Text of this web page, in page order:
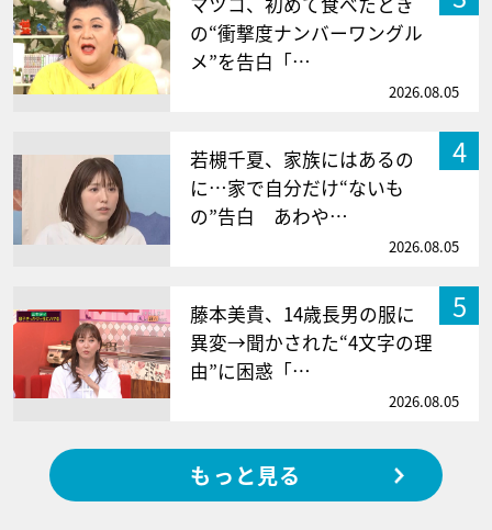
の“衝撃度ナンバーワングル
メ”を告白「…
2026.08.05
4
若槻千夏、家族にはあるの
に…家で自分だけ“ないも
の”告白 あわや…
2026.08.05
5
藤本美貴、14歳長男の服に
異変→聞かされた“4文字の理
由”に困惑「…
2026.08.05
もっと見る